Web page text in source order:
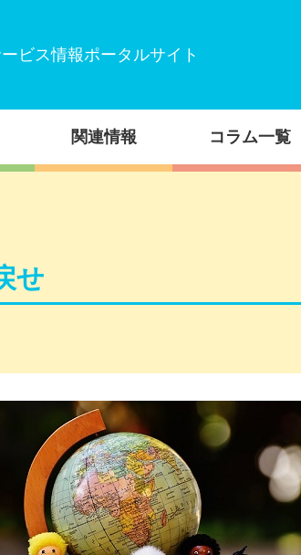
ビス情報ポータルサイト
関連情報 コラム一覧
せ